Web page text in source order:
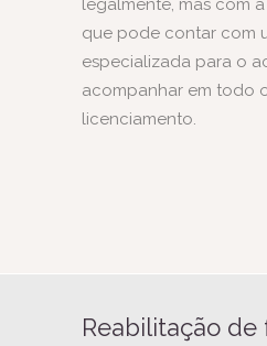
legalmente, mas com
que pode contar com
especializada para o
acompanhar em todo
licenciamento.
Reabilitação de